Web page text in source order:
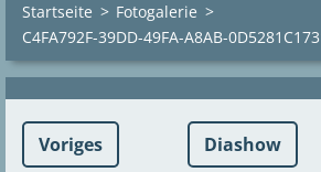
Startseite > Fotogalerie >
C4FA792F-39DD-49FA-A8AB-
Voriges Diashow